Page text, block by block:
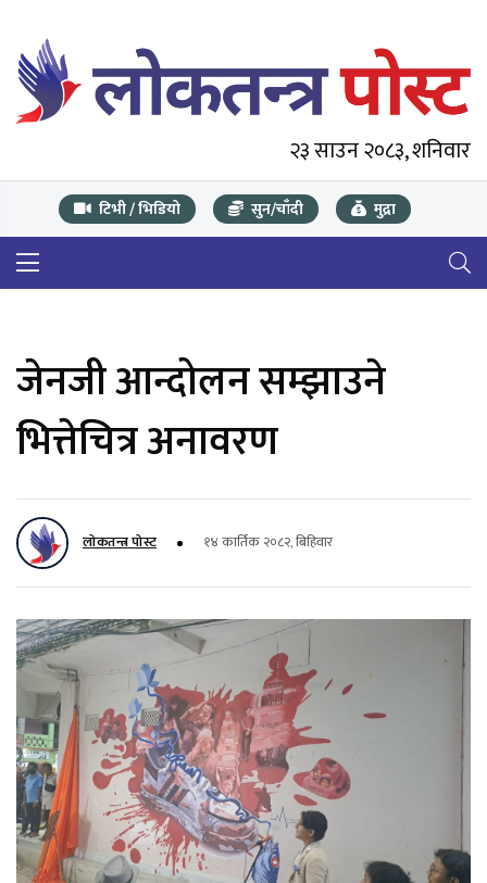
२३ साउन २०८३, शनिवार
टिभी / भिडियो सुन/चाँदी मुद्रा
जेनजी आन्दोलन सम्झाउने
भित्तेचित्र अनावरण
लोकतन्त्र पोस्ट १४ कार्तिक २०८२, बिहिवार